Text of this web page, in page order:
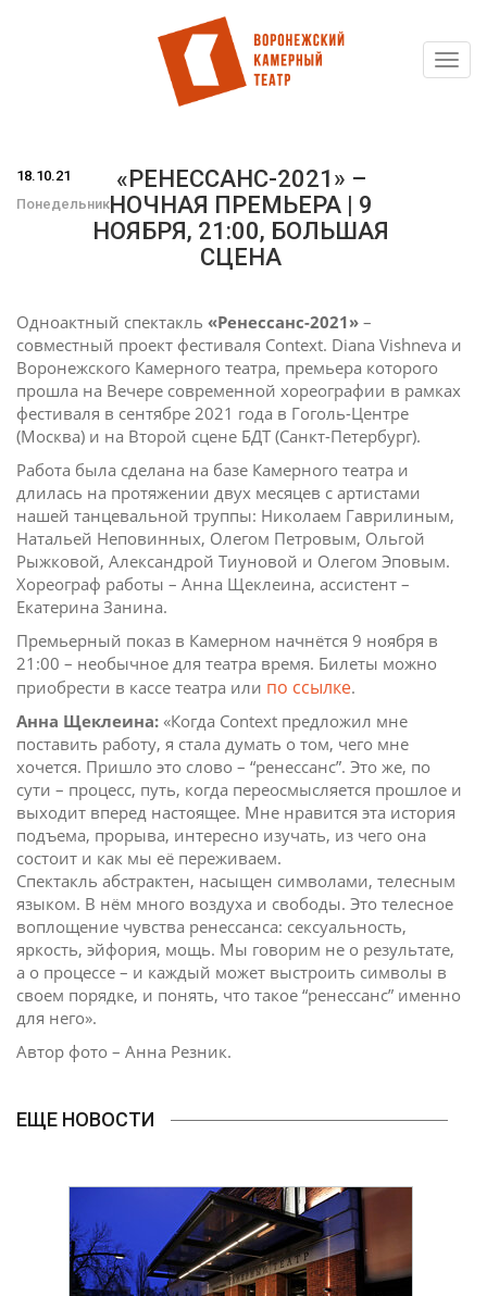
18.10.21
Понедельник
«РЕНЕССАНС-2021» –
НОЧНАЯ ПРЕМЬЕРА | 9
НОЯБРЯ, 21:00, БОЛЬШАЯ
СЦЕНА
Одноактный спектакль «Ренессанс-2021» –
совместный проект фестиваля Context. Diana Vishneva и
Воронежского Камерного театра, премьера которого
прошла на Вечере современной хореографии в рамках
фестиваля в сентябре 2021 года в Гоголь-Центре
(Москва) и на Второй сцене БДТ (Санкт-Петербург).
Работа была сделана на базе Камерного театра и
длилась на протяжении двух месяцев с артистами
нашей танцевальной труппы: Николаем Гаврилиным,
Натальей Неповинных, Олегом Петровым, Ольгой
Рыжковой, Александрой Тиуновой и Олегом Эповым.
Хореограф работы – Анна Щеклеина, ассистент –
Екатерина Занина.
Премьерный показ в Камерном начнётся 9 ноября в
21:00 – необычное для театра время. Билеты можно
приобрести в кассе театра или по ссылке.
Анна Щеклеина: «Когда Context предложил мне
поставить работу, я стала думать о том, чего мне
хочется. Пришло это слово – “ренессанс”. Это же, по
сути – процесс, путь, когда переосмысляется прошлое и
выходит вперед настоящее. Мне нравится эта история
подъема, прорыва, интересно изучать, из чего она
состоит и как мы её переживаем.
Спектакль абстрактен, насыщен символами, телесным
языком. В нём много воздуха и свободы. Это телесное
воплощение чувства ренессанса: сексуальность,
яркость, эйфория, мощь. Мы говорим не о результате,
а о процессе – и каждый может выстроить символы в
своем порядке, и понять, что такое “ренессанс” именно
для него».
Автор фото – Анна Резник.
ЕЩЕ НОВОСТИ